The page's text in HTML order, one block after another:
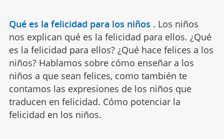
Qué es la felicidad para los niños . Los niños
nos explican qué es la felicidad para ellos. ¿Qué
es la felicidad para ellos? ¿Qué hace felices a los
niños? Hablamos sobre cómo enseñar a los
niños a que sean felices, como también te
contamos las expresiones de los niños que
traducen en felicidad. Cómo potenciar la
felicidad en los niños.